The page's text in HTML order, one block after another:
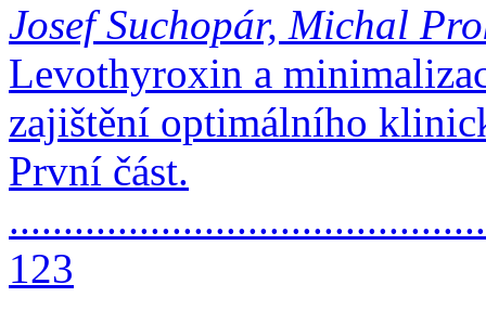
Josef Suchopár, Michal
Levothyroxin a
zajištění optimálního
První část.
123